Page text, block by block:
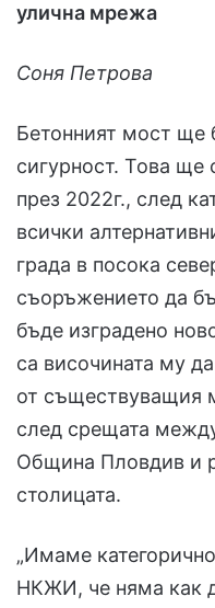
улична мрежа
Соня Петрова
Бетонният мост ще
сигурност. Това ще
през 2022г., след
всички
града в посока
съоръжението да
бъде изградено
са височината му
от съществуващия
след срещата
Община Пловдив и
столицата.
„Имаме
НКЖИ, че няма как